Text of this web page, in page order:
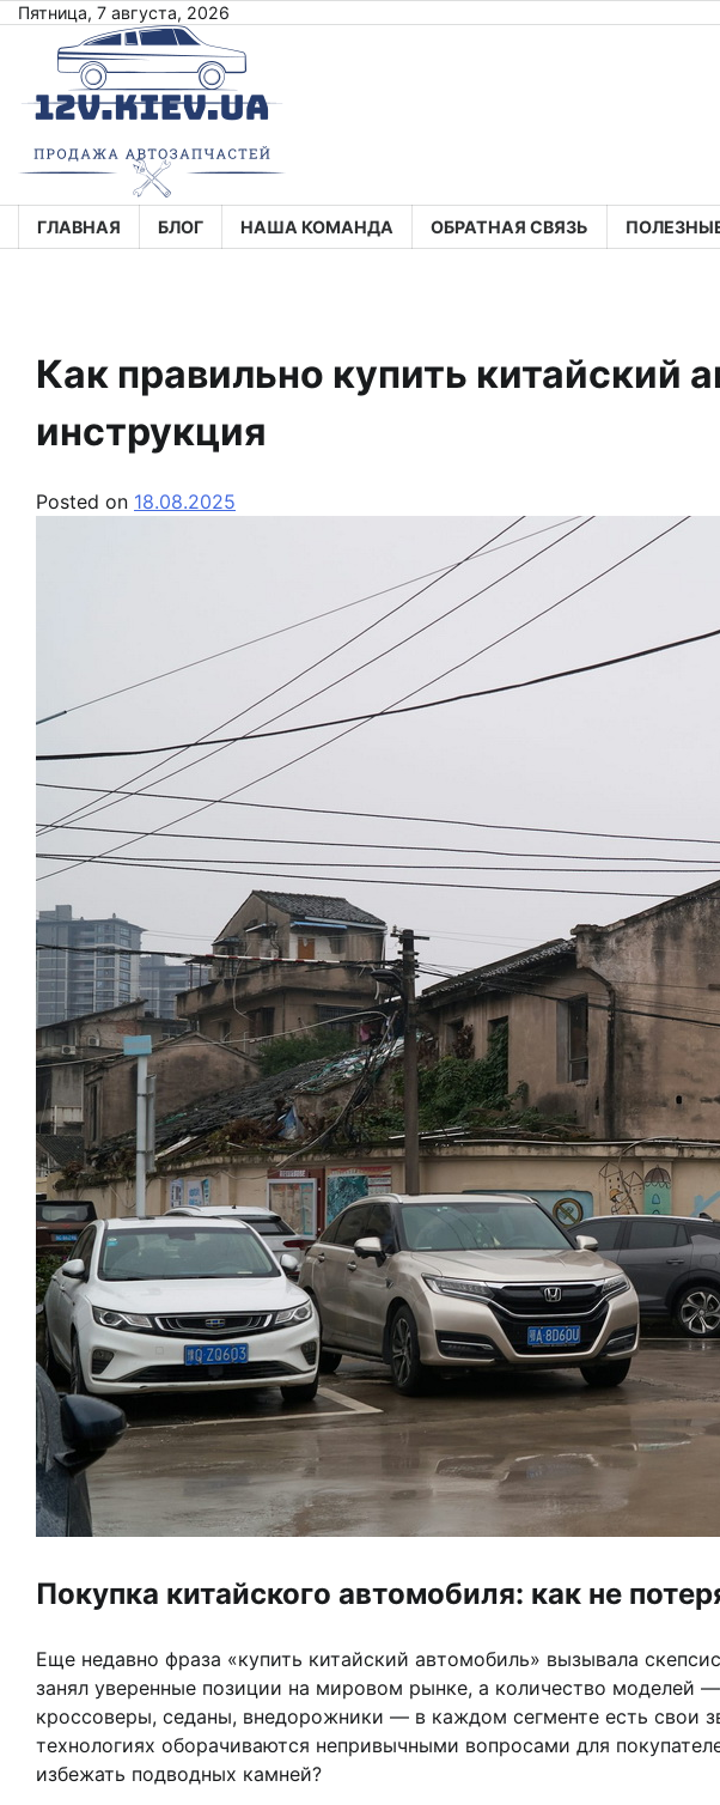
Skip
content
Пятница, 7 августа, 2026
ГЛАВНАЯ БЛОГ НАША КОМАНДА ОБРАТНАЯ СВЯЗЬ
Как правильно купить китайский
инструкция
Posted on 18.08.2025
Покупка китайского автомобиля: как не
Еще недавно фраза «купить китайский автомобиль» вызывала
занял уверенные позиции на мировом рынке, а количество
кроссоверы, седаны, внедорожники — в каждом сегменте есть
технологиях оборачиваются непривычными вопросами для
избежать подводных камней?